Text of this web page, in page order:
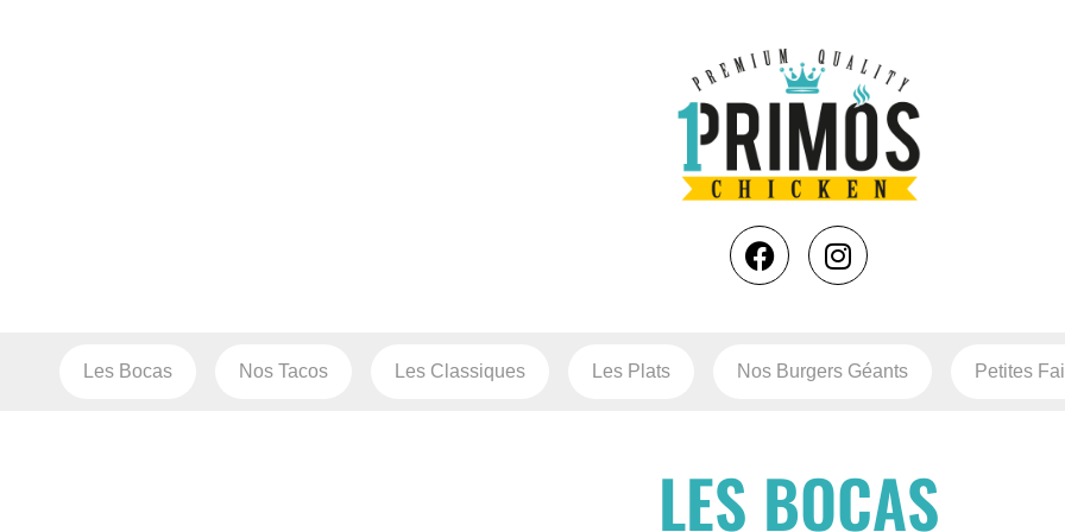
Les Bocas Nos Tacos Les Classiques Les Plats Nos Burgers Géants Petites
LES BOCAS